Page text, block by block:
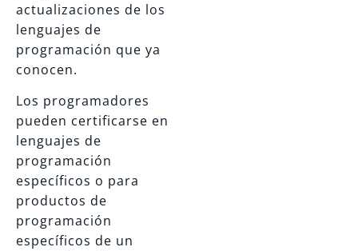
actualizaciones de los
lenguajes de
programación que ya
conocen.
Los programadores
pueden certificarse en
lenguajes de
programación
específicos o para
productos de
programación
específicos de un